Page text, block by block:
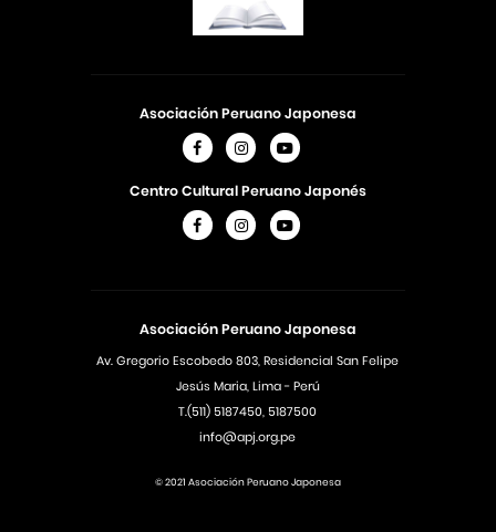
Asociación Peruano Japonesa
Av. Gregorio Escobedo 803, Residencial San Felipe
Jesús Maria, Lima - Perú
T.(511) 5187450, 5187500
info@apj.org.pe
Asociación Peruano Japonesa
Centro Cultural Peruano Japonés
© 2021 Asociación Peruano Japonesa